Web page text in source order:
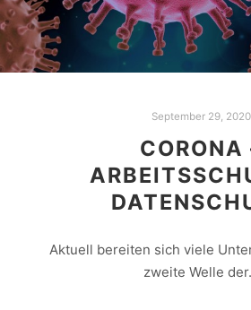
September 29, 2020
CORONA
Aktuell bereiten sich viele
zweite Welle